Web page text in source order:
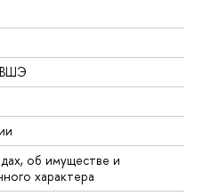
ВШЭ
об имуществе и
характера